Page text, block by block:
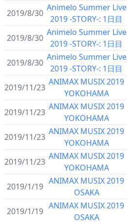
2019/8/30
Animelo Summer Live
2019 -STORY-: 1日目
2019/8/30
Animelo Summer Live
2019 -STORY-: 1日目
2019/8/30
Animelo Summer Live
2019 -STORY-: 1日目
2019/11/23
ANIMAX MUSIX 2019
YOKOHAMA
2019/11/23
ANIMAX MUSIX 2019
YOKOHAMA
2019/11/23
ANIMAX MUSIX 2019
YOKOHAMA
2019/11/23
ANIMAX MUSIX 2019
YOKOHAMA
2019/1/19
ANIMAX MUSIX 2019
OSAKA
2019/1/19
ANIMAX MUSIX 2019
OSAKA